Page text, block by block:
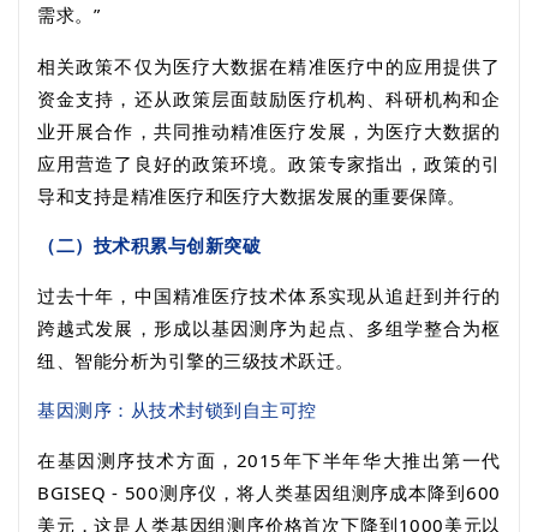
需求。”
相关政策不仅为医疗大数据在精准医疗中的应用提供了
资金支持，还从政策层面鼓励医疗机构、科研机构和企
业开展合作，共同推动精准医疗发展，为医疗大数据的
应用营造了良好的政策环境。政策专家指出，政策的引
导和支持是精准医疗和医疗大数据发展的重要保障。
（二）技术积累与创新突破
过去十年，中国精准医疗技术体系实现从追赶到并行的
跨越式发展，形成以基因测序为起点、多组学整合为枢
纽、智能分析为引擎的三级技术跃迁。
基因测序：从技术封锁到自主可控
在基因测序技术方面， 2015年下半年华大推出第一代
BGISEQ - 500测序仪，将人类基因组测序成本降到600
美元，这是人类基因组测序价格首次下降到1000美元以